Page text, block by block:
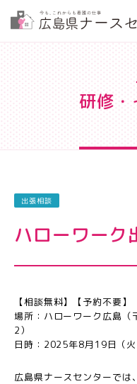
研修
出張相談
ハローワーク
【相談無料】【予約不要】
場所：ハローワーク広島
2）
日時：2025年8月19日（
広島県ナースセンターでは